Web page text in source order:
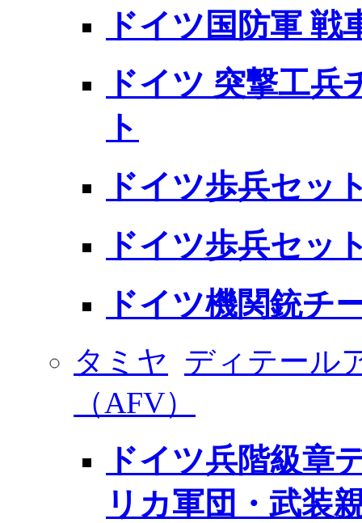
ドイツ国防軍 戦
ドイツ 突撃工
ト
ドイツ歩兵セッ
ドイツ歩兵セッ
ドイツ機関銃チ
タミヤ ディテール
（AFV）
ドイツ兵階級章
リカ軍団・武装